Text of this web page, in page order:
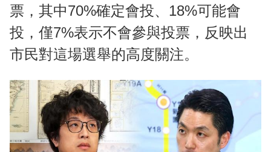
票，其中70%確定會投、18%可能會
投，僅7%表示不會參與投票，反映出
市民對這場選舉的高度關注。